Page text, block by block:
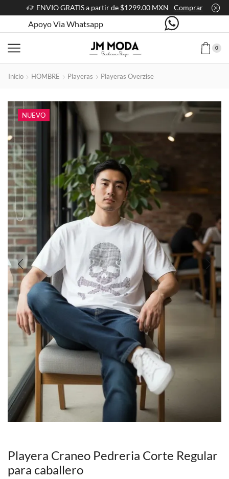
ENVIO GRATIS a partir de $1299.00 MXN Comprar
Apoyo Via Whatsapp
0
Inicio HOMBRE Playeras Playeras Overzise
NUEVO
Playera Craneo Pedreria Corte Regular
para caballero